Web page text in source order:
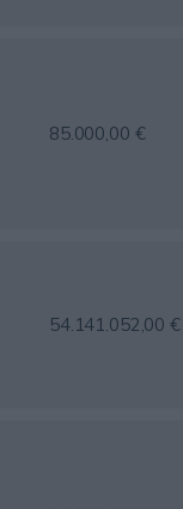
85.000,00 €
54.141.052,00 €